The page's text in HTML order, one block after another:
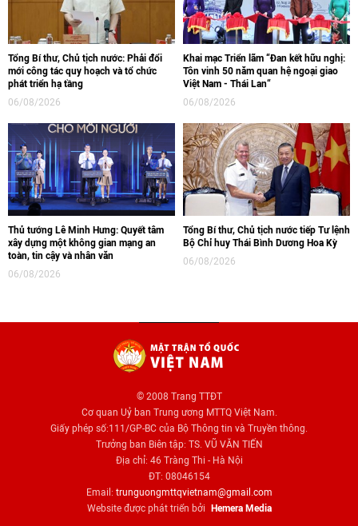
Tổng Bí thư, Chủ tịch nước: Phải đổi
mới công tác quy hoạch và tổ chức
phát triển hạ tầng
06/08/2026
Khai mạc Triển lãm “Đan kết hữu nghị:
Tôn vinh 50 năm quan hệ ngoại giao
Việt Nam - Thái Lan“
06/08/2026
Thủ tướng Lê Minh Hưng: Quyết tâm
xây dựng một không gian mạng an
toàn, tin cậy và nhân văn
06/08/2026
Tổng Bí thư, Chủ tịch nước tiếp Tư lệnh
Bộ Chỉ huy Thái Bình Dương Hoa Kỳ
06/08/2026
© 2008 Trang TTĐT
Cơ quan Uỷ ban Trung ương MTTQ Việt Nam.
Giấy phép số:111/GP-BC của Bộ Thông tin và Truyền thông.
Trưởng ban Biên tập: TS. VŨ VĂN TIẾN
Địa chỉ: 46 Tràng Thi - Hà Nội
ĐT: 08046154
Email: trunguongmttqvietnam@gmail.com
Website được phát triển bởi Hemera Media